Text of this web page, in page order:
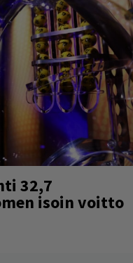
32,7
isoin voitto